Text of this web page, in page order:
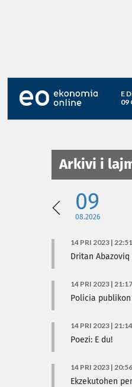
E
09
Arkivi i
09
08.2026
14 PRI 2023 | 22:51
Dritan
14 PRI 2023 | 21:17
Policia
14 PRI 2023 | 21:14
Poezi: E du!
14 PRI 2023 | 20:56
Ekzekutohen